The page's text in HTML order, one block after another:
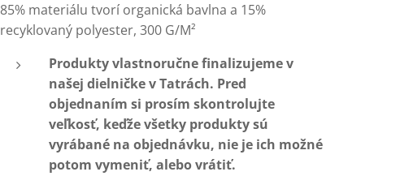
85% materiálu tvorí organická bavlna a 15%
recyklovaný polyester, 300 G/M²
Produkty vlastnoručne finalizujeme v
našej dielničke v Tatrách. Pred
objednaním si prosím skontrolujte
veľkosť, keďže všetky produkty sú
vyrábané na objednávku, nie je ich možné
potom vymeniť, alebo vrátiť.